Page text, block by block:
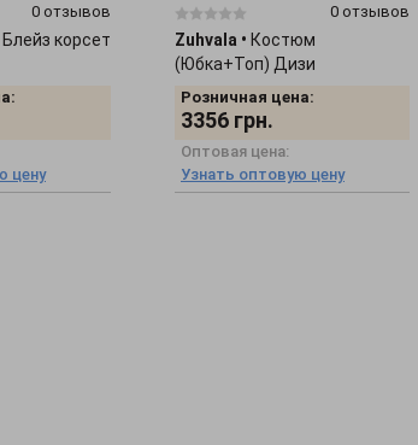
0 отзывов
корсет
цену
0 отзывов
Zuhvala • Костюм
(Юбка+Топ) Дизи
Розничная цена:
3356 грн.
Оптовая цена:
Узнать оптовую цену